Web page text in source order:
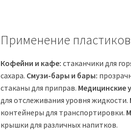
Применение
Кофейни и кафе: стаканчики для
сахара. Смузи-бары и бары:
стаканы для приправ. Медицинские
для отслеживания уровня жидкости.
контейнеры для транспортировки.
крышки для различных напитков.